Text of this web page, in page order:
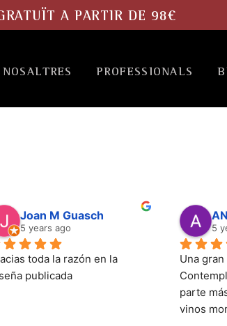
A PARTIR DE 98€
NOSALTRES PROFESSIONALS
Joan M Guasch
5 years ago
toda la razón en la
publicada
5
Una
parte
vinos